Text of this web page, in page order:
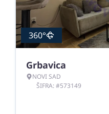
360°
Grbavica
NOVI SAD
ŠIFRA: #573149